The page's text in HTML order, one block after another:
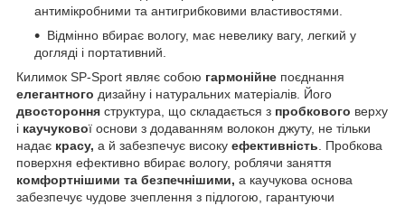
антимікробними та антигрибковими властивостями.
Відмінно вбирає вологу, має невелику вагу, легкий у
догляді і портативний.
Килимок SP-Sport являє собою гармонійне поєднання
елегантного дизайну і натуральних матеріалів. Його
двостороння структура, що складається з пробкового верху
і каучукової основи з додаванням волокон джуту, не тільки
надає красу, а й забезпечує високу ефективність. Пробкова
поверхня ефективно вбирає вологу, роблячи заняття
комфортнішими та безпечнішими, а каучукова основа
забезпечує чудове зчеплення з підлогою, гарантуючи